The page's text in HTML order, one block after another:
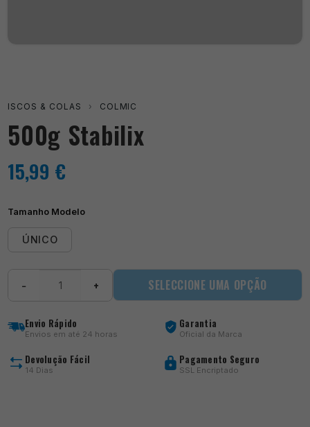
ISCOS & COLAS › COLMIC
500g Stabilix
15,99 €
Tamanho Modelo
ÚNICO
− + SELECCIONE UMA OPÇÃO
Envio Rápido
Envios em até 24 horas
Garantia
Oficial da Marca
Devolução Fácil
14 Dias
Pagamento Seguro
SSL Encriptado